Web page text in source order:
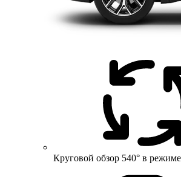
Круговой обзор 540° в